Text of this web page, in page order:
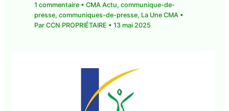
1 commentaire • CMA Actu, communique-de-
presse, communiques-de-presse, La Une CMA•
Par CCN PROPRIÉTAIRE • 13 mai 2025